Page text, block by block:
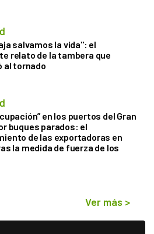
salvamos la vida": el
relato de la tambera que
al tornado
en los puertos del Gran
buques parados: el
de las exportadoras en
la medida de fuerza de los
Ver más >